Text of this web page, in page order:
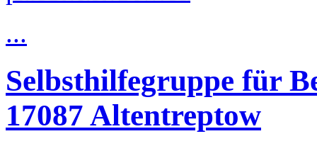
...
Selbsthilfegruppe für
17087 Altentreptow